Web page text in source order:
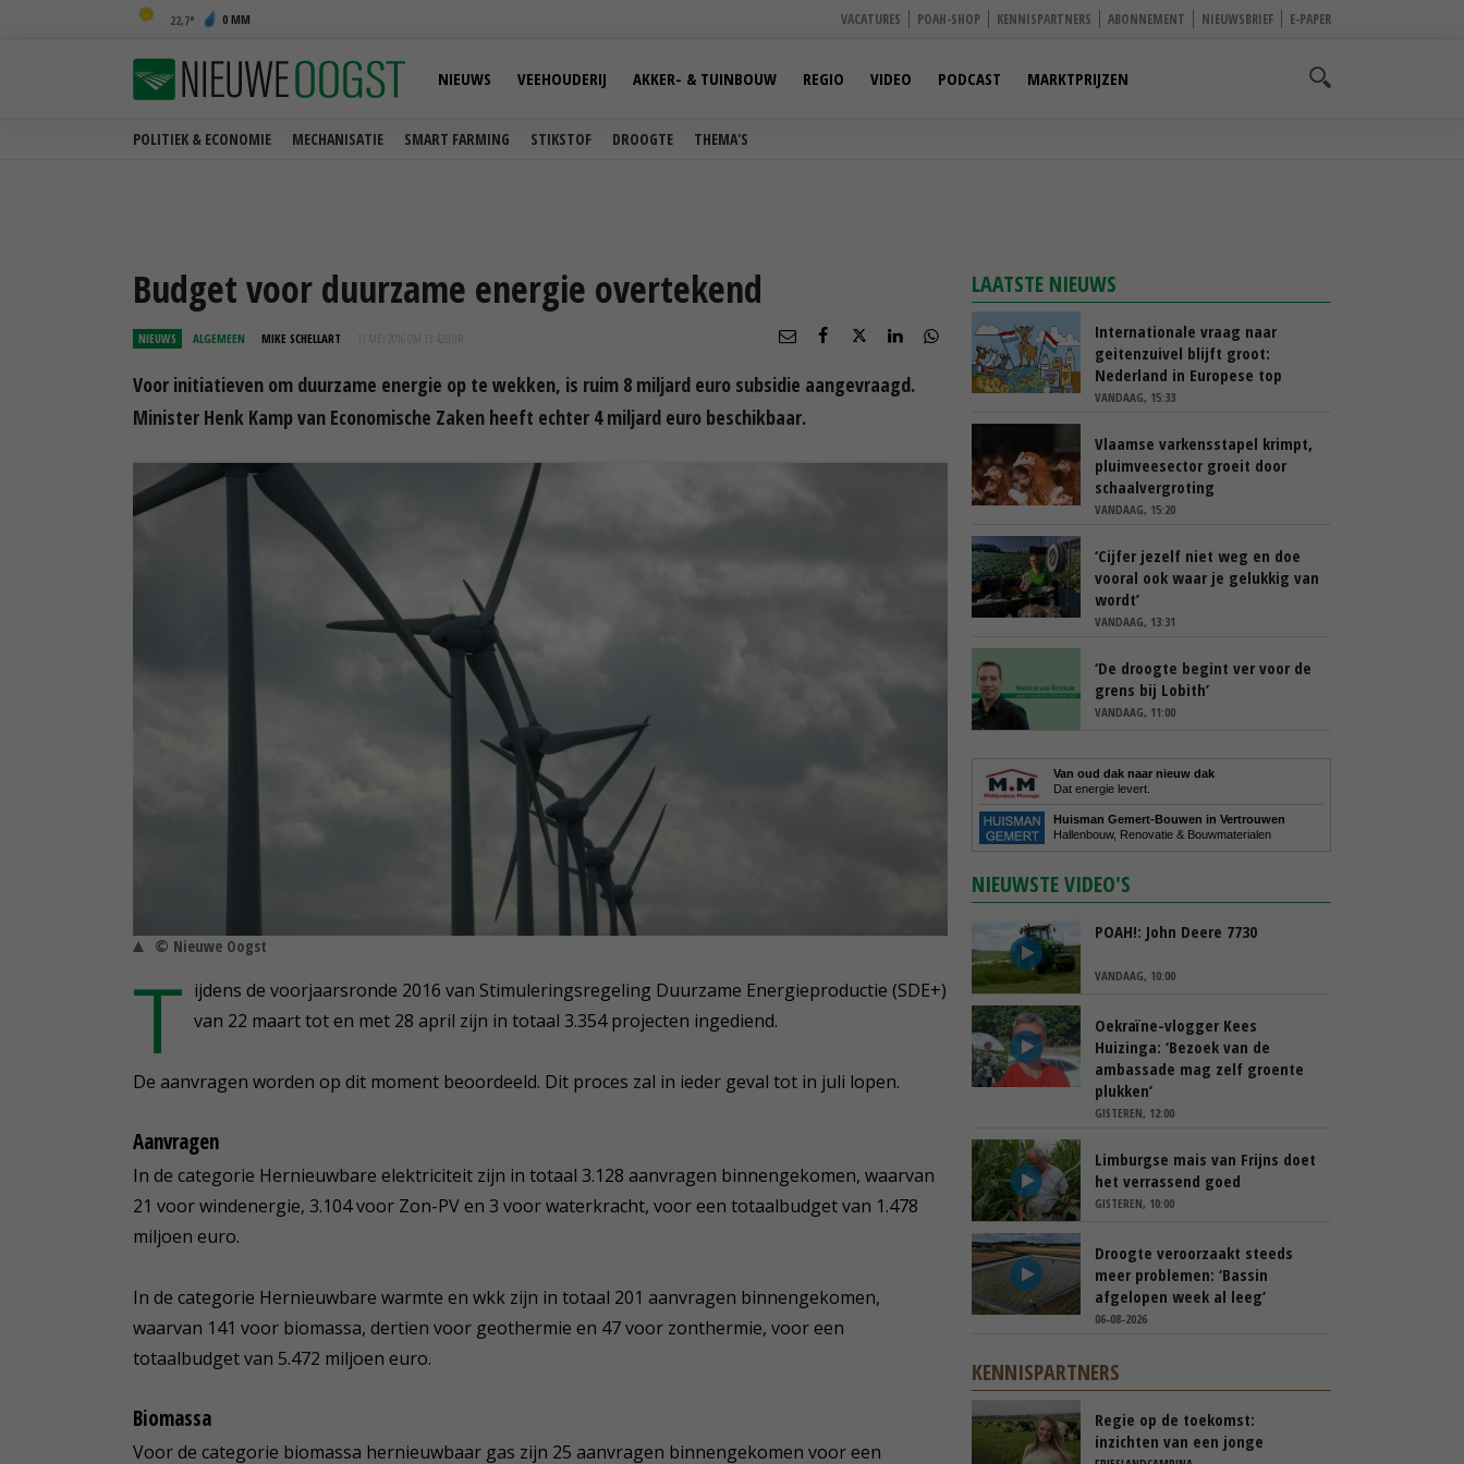
22,7 0 MM VACATURES POAH-SHOP KENNISPARTNERS ABONNEMENT NIEUWSBRIEF E-PAPER
POLITIEK & ECONOMIE MECHANISATIE SMART FARMING STIKSTOF DROOGTE THEMA'S
NIEUWS VEEHOUDERIJ AKKER- & TUINBOUW REGIO VIDEO PODCAST MARKTPRIJZEN
Budget voor duurzame energie overtekend
NIEUWS ALGEMEEN MIKE SCHELLART 11 MEI 2016 OM 13:42
Voor initiatieven om duurzame energie op te wekken, is ruim 8 miljard euro subsidie aangevraagd.
Minister Henk Kamp van Economische Zaken heeft echter 4 miljard euro beschikbaar.
© Nieuwe Oogst
T ijdens de voorjaarsronde 2016 van Stimuleringsregeling Duurzame Energieproductie (SDE+)
van 22 maart tot en met 28 april zijn in totaal 3.354 projecten ingediend.
De aanvragen worden op dit moment beoordeeld. Dit proces zal in ieder geval tot in juli lopen.
Aanvragen
In de categorie Hernieuwbare elektriciteit zijn in totaal 3.128 aanvragen binnengekomen, waarvan
21 voor windenergie, 3.104 voor Zon-PV en 3 voor waterkracht, voor een totaalbudget van 1.478
miljoen euro.
In de categorie Hernieuwbare warmte en wkk zijn in totaal 201 aanvragen binnengekomen,
waarvan 141 voor biomassa, dertien voor geothermie en 47 voor zonthermie, voor een
totaalbudget van 5.472 miljoen euro.
Biomassa
Voor de categorie biomassa hernieuwbaar gas zijn 25 aanvragen binnengekomen voor een
LAATSTE NIEUWS
Internationale vraag naar
geitenzuivel blijft groot:
Nederland in Europese top
VANDAAG, 15:33
Vlaamse varkensstapel krimpt,
pluimveesector groeit door
schaalvergroting
VANDAAG, 15:20
‘Cijfer jezelf niet weg en doe
vooral ook waar je gelukkig van
wordt’
VANDAAG, 13:31
‘De droogte begint ver voor de
grens bij Lobith’
VANDAAG, 11:00
Van oud dak naar nieuw dak
Dat energie levert.
Huisman Gemert-Bouwen in Vertrouwen
Hallenbouw, Renovatie & Bouwmaterialen
NIEUWSTE VIDEO'S
POAH!: John Deere 7730
VANDAAG, 10:00
Oekraïne-vlogger Kees
Huizinga: ‘Bezoek van de
ambassade mag zelf groente
plukken’
GISTEREN, 12:00
Limburgse mais van Frijns doet
het verrassend goed
GISTEREN, 10:00
Droogte veroorzaakt steeds
meer problemen: ‘Bassin
afgelopen week al leeg’
06-08-2026
KENNISPARTNERS
Regie op de toekomst:
inzichten van een jonge